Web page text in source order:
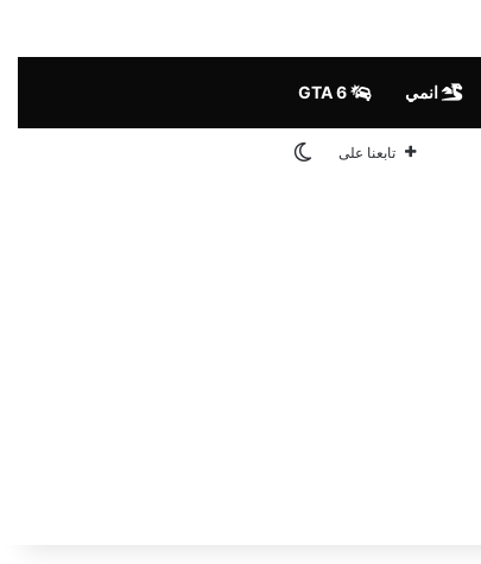
انمي
تابعنا على الوضع المظلم